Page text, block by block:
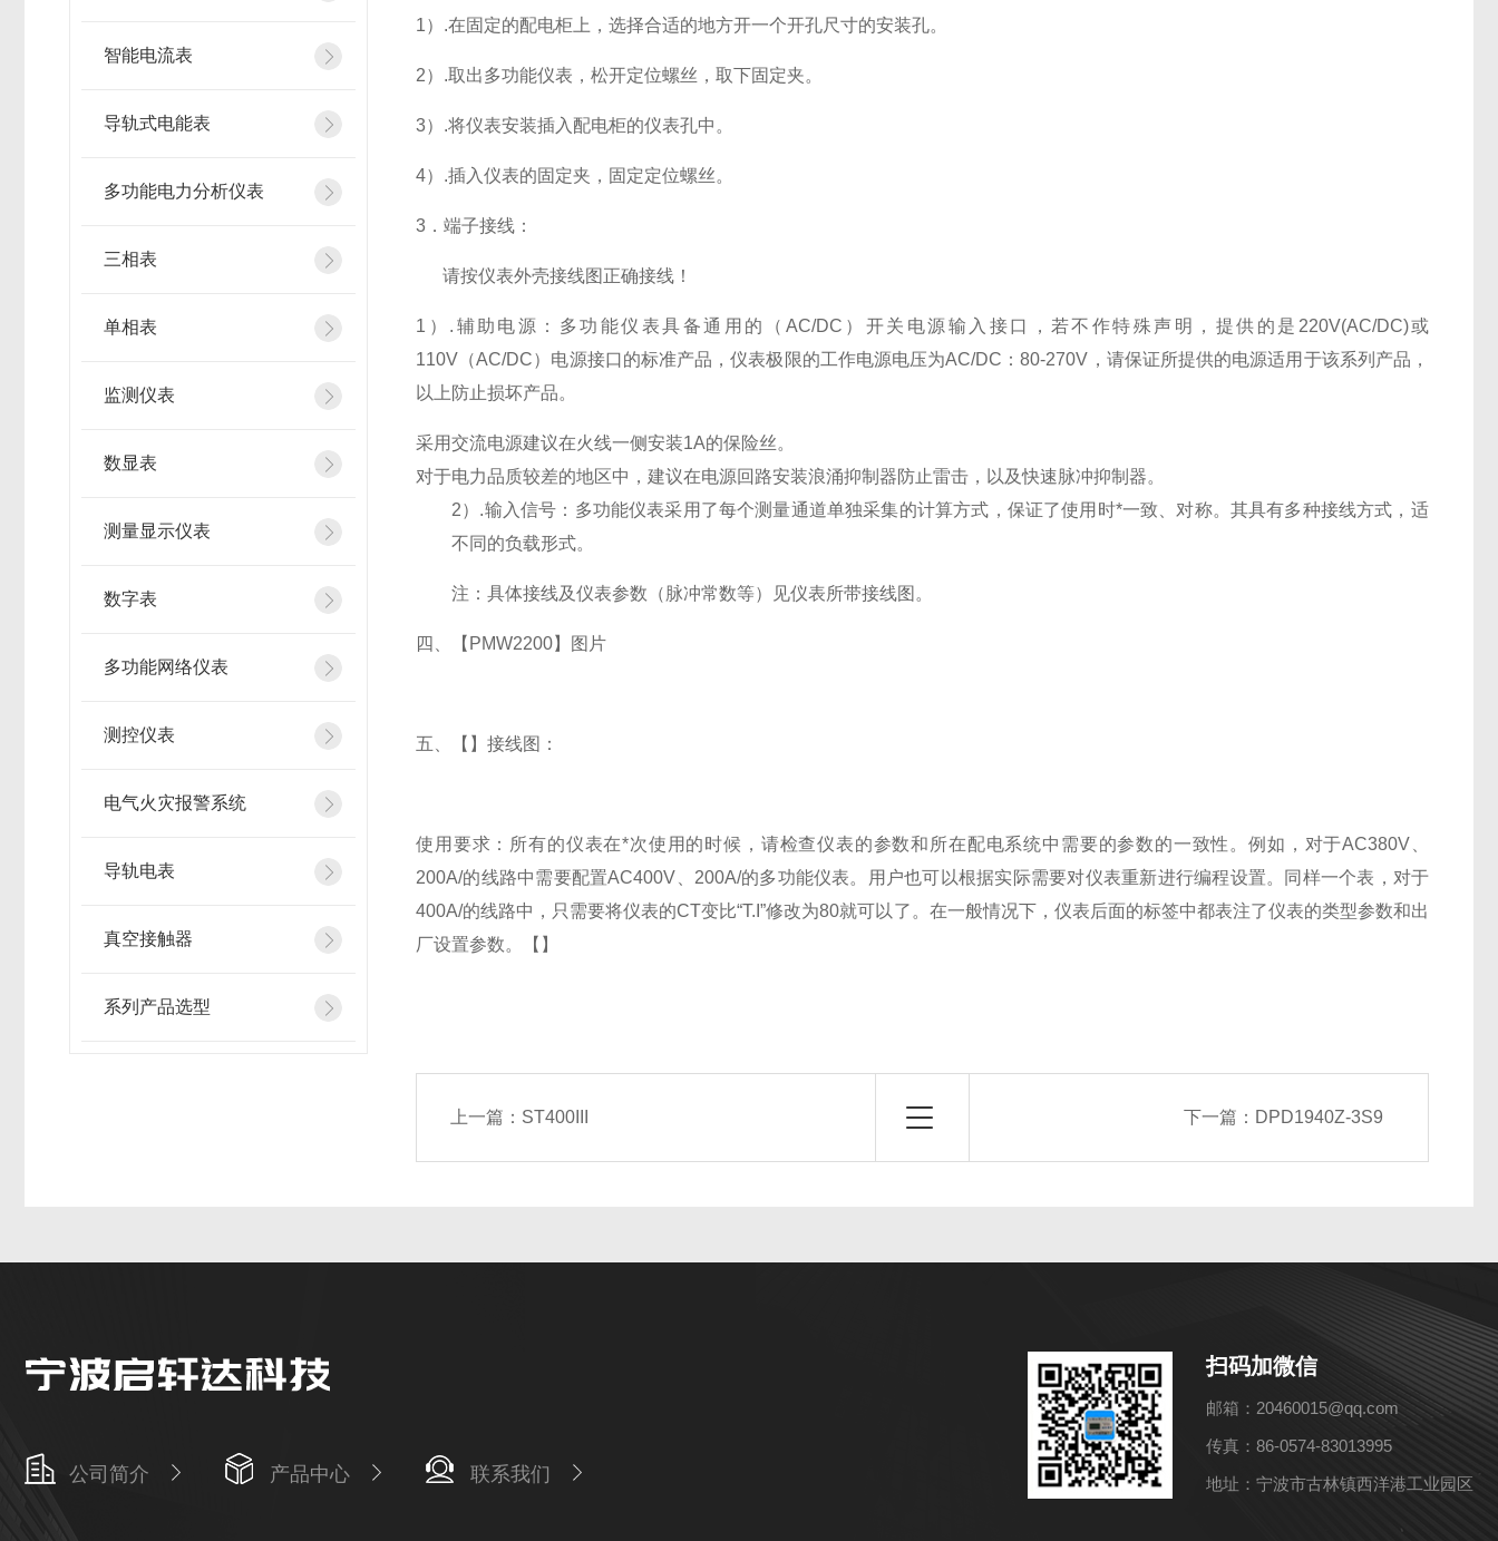
智能电流表
导轨式电能表
多功能电力分析仪表
三相表
单相表
监测仪表
数显表
测量显示仪表
数字表
多功能网络仪表
测控仪表
电气火灾报警系统
导轨电表
真空接触器
系列产品选型
1）.在固定的配电柜上，选择合适的地方开一个开孔尺寸的安装孔。
2）.取出多功能仪表，松开定位螺丝，取下固定夹。
3）.将仪表安装插入配电柜的仪表孔中。
4）.插入仪表的固定夹，固定定位螺丝。
3 ．端子接线：
请按仪表外壳接线图正确接线！
1 ） . 辅助电源：多功能仪表具备通用的（ AC/DC ）开关电源输入接口，若不作特殊声明，提供的是 220V(AC/DC)或
110V （AC/DC）电源接口的标准产品，仪表极限的工作电源电压为AC/DC ：80-270V ，请保证所提供的电源适用于该系列产品，
以上防止损坏产品。
采用交流电源建议在火线一侧安装1A的保险丝。
对于电力品质较差的地区中，建议在电源回路安装浪涌抑制器防止雷击，以及快速脉冲抑制器。
2） .输入信号：多功能仪表采用了每个测量通道单独采集的计算方式，保证了使用时*一致、对称。其具有多种接线方式，适用于
不同的负载形式。
注：具体接线及仪表参数（脉冲常数等）见仪表所带接线图。
四、【PMW2200】 图片
五、 【】接线图：
使用要求：所有的仪表在*次使用的时候，请检查仪表的参数和所在配电系统中需要的参数的一致性。例如，对于AC380V、
200A/的线路中需要配置AC400V、200A/的多功能仪表。用户也可以根据实际需要对仪表重新进行编程设置。同样一个表，对于
400A/的线路中，只需要将仪表的CT变比“T.I”修改为80就可以了。在一般情况下，仪表后面的标签中都表注了仪表的类型参数和出
厂设置参数。
【】
上一篇： ST400III 下一篇： DPD1940Z-3S9
公司简介 产品中心 联系我们
扫码加微信
邮箱：20460015@qq.com
传真：86-0574-83013995
地址：宁波市古林镇西洋港工业园区